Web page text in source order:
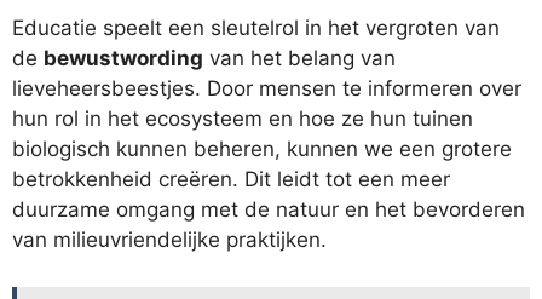
Educatie speelt een sleutelrol in het vergroten van
de bewustwording van het belang van
lieveheersbeestjes. Door mensen te informeren over
hun rol in het ecosysteem en hoe ze hun tuinen
biologisch kunnen beheren, kunnen we een grotere
betrokkenheid creëren. Dit leidt tot een meer
duurzame omgang met de natuur en het bevorderen
van milieuvriendelijke praktijken.